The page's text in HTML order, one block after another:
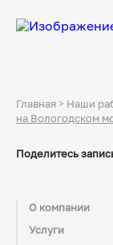
Главная> Наши
на Вологодском
Поделитесь
О компании
Услуги